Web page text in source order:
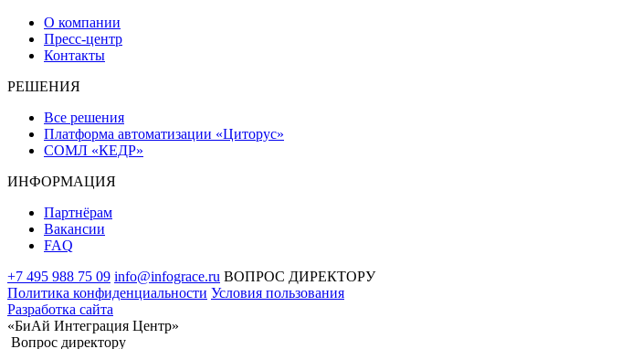
О компании
Пресс-центр
Контакты
РЕШЕНИЯ
Все решения
Платформа автоматизации «Циторус»
СОМЛ «КЕДР»
ИНФОРМАЦИЯ
Партнёрам
Вакансии
FAQ
+7 495 988 75 09 info@infograce.ru ВОПРОС ДИРЕКТОРУ
Политика конфиденциальности Условия пользования
Разработка сайта
«БиАй Интеграция Центр»
Вопрос директору